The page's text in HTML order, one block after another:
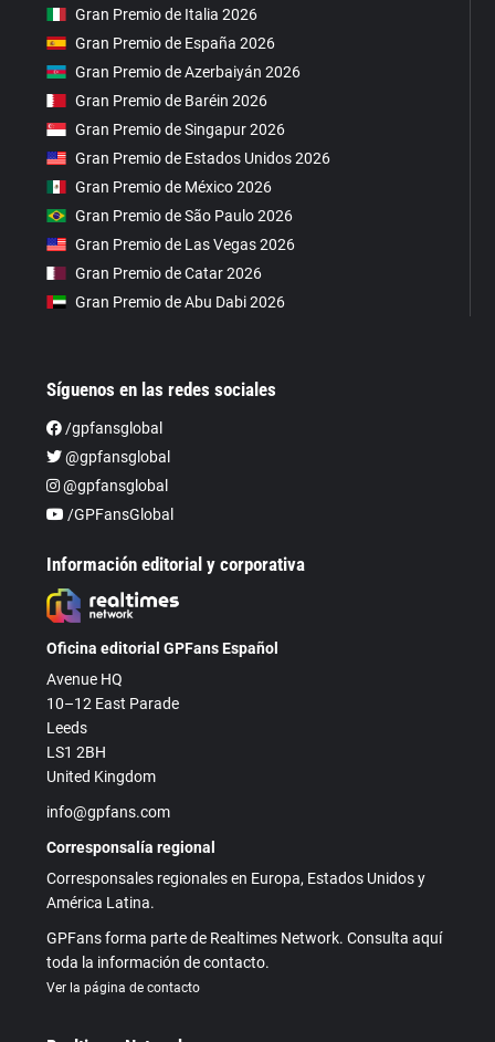
Gran Premio de Italia 2026
Gran Premio de España 2026
Gran Premio de Azerbaiyán 2026
Gran Premio de Baréin 2026
Gran Premio de Singapur 2026
Gran Premio de Estados Unidos 2026
Gran Premio de México 2026
Gran Premio de São Paulo 2026
Gran Premio de Las Vegas 2026
Gran Premio de Catar 2026
Gran Premio de Abu Dabi 2026
Síguenos en las redes sociales
/gpfansglobal
@gpfansglobal
@gpfansglobal
/GPFansGlobal
Información editorial y corporativa
Oficina editorial GPFans Español
Avenue HQ
10–12 East Parade
Leeds
LS1 2BH
United Kingdom
info@gpfans.com
Corresponsalía regional
Corresponsales regionales en Europa, Estados Unidos y
América Latina.
GPFans forma parte de Realtimes Network. Consulta aquí
toda la información de contacto.
Ver la página de contacto